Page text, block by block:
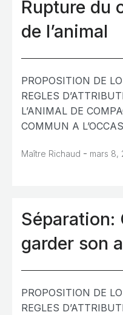
Rupture du
de l’animal
PROPOSITION DE
REGLES
L’ANIMAL DE
COMMUN A
Maître Richaud - mars 8,
Séparation:
garder son
PROPOSITION DE
REGLES